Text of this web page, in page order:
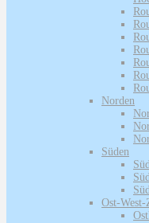
Norden
Süden
Ost-West-